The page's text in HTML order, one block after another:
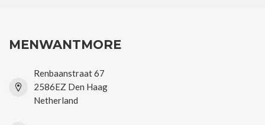
MENWANTMORE
Renbaanstraat 67
2586EZ Den Haag
Netherland